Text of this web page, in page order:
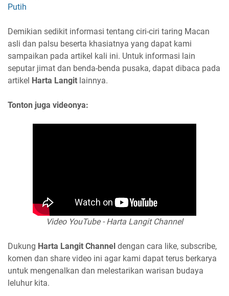
Putih
Demikian sedikit informasi tentang ciri-ciri taring Macan
asli dan palsu beserta khasiatnya yang dapat kami
sampaikan pada artikel kali ini. Untuk informasi lain
seputar jimat dan benda-benda pusaka, dapat dibaca pada
artikel Harta Langit lainnya.
Tonton juga videonya:
Video YouTube - Harta Langit Channel
Dukung Harta Langit Channel dengan cara like, subscribe,
komen dan share video ini agar kami dapat terus berkarya
untuk mengenalkan dan melestarikan warisan budaya
leluhur kita.